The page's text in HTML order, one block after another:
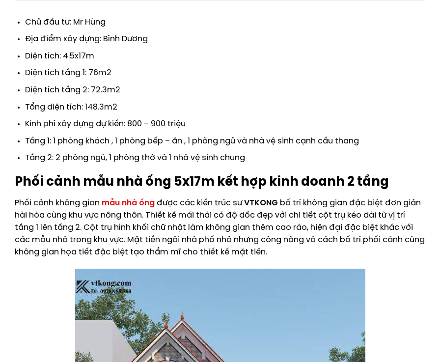
Chủ đầu tư: Mr Hùng
Địa điểm xây dựng: Bình Dương
Diện tích: 4.5x17m
Diện tích tầng 1: 76m2
Diện tích tầng 2: 72.3m2
Tổng diện tích: 148.3m2
Kinh phí xây dựng dự kiến: 800 – 900 triệu
Tầng 1: 1 phòng khách , 1 phòng bếp – ăn , 1 phòng ngủ và nhà vệ sinh cạnh cầu thang
Tầng 2: 2 phòng ngủ, 1 phòng thờ và 1 nhà vệ sinh chung
Phối cảnh mẫu nhà ống 5x17m kết hợp kinh doanh 2 tầng
Phối cảnh không gian mẫu nhà ống được các kiến trúc sưVTKONG bố trí không gian đặc biệt đơn giản
hài hòa cùng khu vực nông thôn. Thiết kế mái thái có độ dốc đẹp với chi tiết cột trụ kéo dài từ vị trí
tầng 1 lên tầng 2. Cột trụ hình khối chữ nhật làm không gian thêm cao ráo, hiện đại đặc biệt khác với
các mẫu nhà trong khu vực. Mặt tiền ngôi nhà phố nhỏ nhưng công năng và cách bố trí phối cảnh cùng
không gian họa tiết đặc biệt tạo thẩm mĩ cho thiết kế mặt tiền.